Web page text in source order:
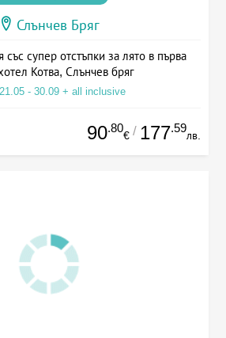
Слънчев Бряг
със супер отстъпки за лято в първа
Котва, Слънчев бряг
- 30.09 + all inclusive
90.80
€ / 177.59
лв.